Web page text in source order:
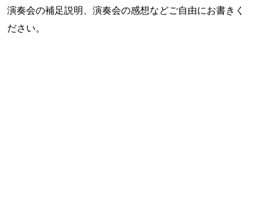
演奏会の補足説明、演奏会の感想などご自由にお書きく
ださい。